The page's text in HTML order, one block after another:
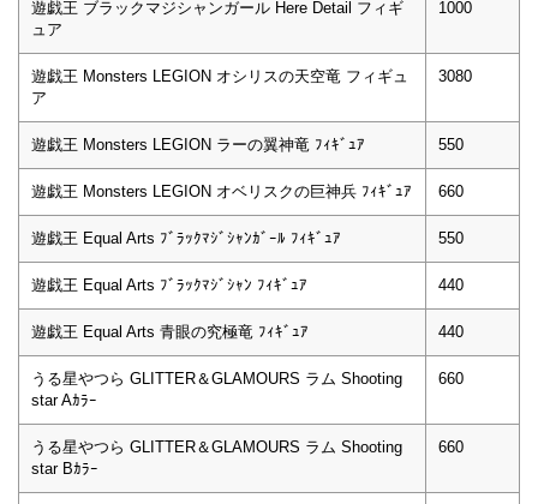
遊戯王 ブラックマジシャンガール Here Detail フィギ
ュア
1000
遊戯王 Monsters LEGION オシリスの天空竜 フィギュ
ア
3080
遊戯王 Monsters LEGION ラーの翼神竜 ﾌｨｷﾞｭｱ 550
遊戯王 Monsters LEGION オベリスクの巨神兵 ﾌｨｷﾞｭｱ 660
遊戯王 Equal Arts ﾌﾞﾗｯｸﾏｼﾞｼｬﾝｶﾞｰﾙ ﾌｨｷﾞｭｱ 550
遊戯王 Equal Arts ﾌﾞﾗｯｸﾏｼﾞｼｬﾝ ﾌｨｷﾞｭｱ 440
遊戯王 Equal Arts 青眼の究極竜 ﾌｨｷﾞｭｱ 440
うる星やつら GLITTER＆GLAMOURS ラム Shooting
star Aｶﾗｰ
660
うる星やつら GLITTER＆GLAMOURS ラム Shooting
star Bｶﾗｰ
660